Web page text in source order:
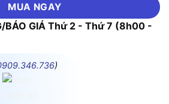
MUA NGAY
BÁO GIÁ Thứ 2 - Thứ 7 (8h00 -
)